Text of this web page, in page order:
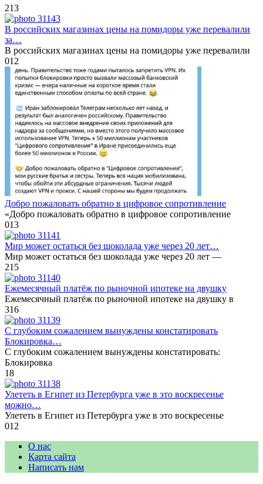
213
В российских магазинах цены на помидоры уже перевалили
за…
В российских магазинах цены на помидоры уже перевалили
012
Добро пожаловать обратно в цифровое сопротивление
«Добро пожаловать обратно в цифровое сопротивление
013
Мир может остаться без шоколада уже через 20 лет…
Мир может остаться без шоколада уже через 20 лет —
215
Ежемесячный платёж по рыночной ипотеке на двушку
Ежемесячный платёж по рыночной ипотеке на двушку в
316
С глубоким сожалением вынуждены констатировать
Блокировка…
С глубоким сожалением вынуждены констатировать:
Блокировка
18
Улететь в Египет из Петербурга уже в это воскресенье
можно…
Улететь в Египет из Петербурга уже в это воскресенье
012
О нас
Карта сайта
Написать нам